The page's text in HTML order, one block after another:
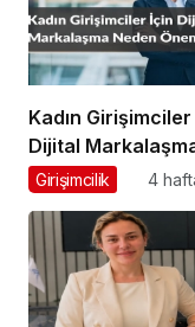
Kadın
Dijital
Girişimcilik 4